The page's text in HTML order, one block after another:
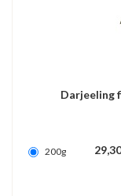
Darjeeling
200g